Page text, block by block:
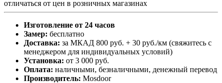
отличаться от цен в розничных магазинах
Изготовление от 24 часов
Замер: бесплатно
Доставка: за МКАД 800 руб. + 30 руб./км (свяжитесь с
менеджером для индивидуальных условий)
Установка: от 3 000 руб.
Оплата: наличными, безналичными, денежный перевод
Производитель: Mosdoor